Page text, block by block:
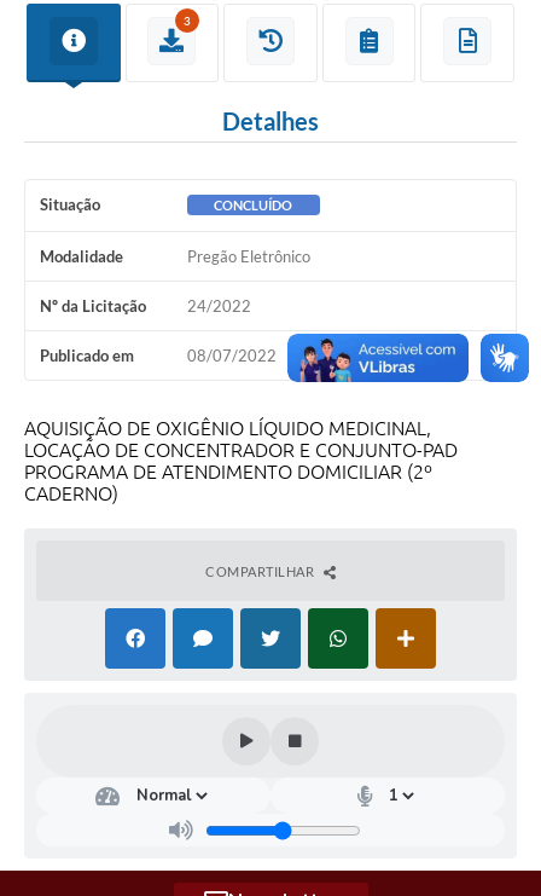
3
Detalhes
Situação CONCLUÍDO
Modalidade Pregão Eletrônico
Nº da Licitação 24/2022
Publicado em 08/07/2022
AQUISIÇÃO DE OXIGÊNIO LÍQUIDO MEDICINAL,
LOCAÇÃO DE CONCENTRADOR E CONJUNTO-PAD
PROGRAMA DE ATENDIMENTO DOMICILIAR (2º
CADERNO)
COMPARTILHAR